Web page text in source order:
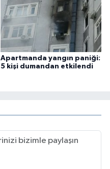
Apartmanda yangın paniği:
5 kişi dumandan etkilendi